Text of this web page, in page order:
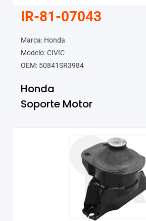
IR-81-07043
Marca: Honda
Modelo: CIVIC
OEM: 50841SR3984
Honda
Soporte Motor